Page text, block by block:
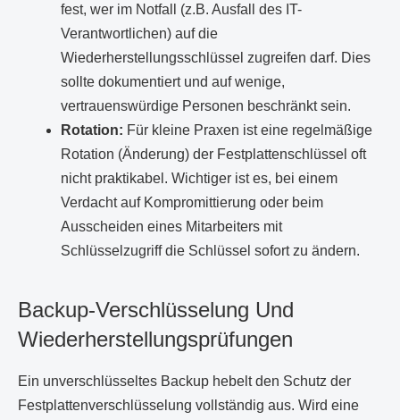
fest, wer im Notfall (z.B. Ausfall des IT-
Verantwortlichen) auf die
Wiederherstellungsschlüssel zugreifen darf. Dies
sollte dokumentiert und auf wenige,
vertrauenswürdige Personen beschränkt sein.
Rotation: Für kleine Praxen ist eine regelmäßige
Rotation (Änderung) der Festplattenschlüssel oft
nicht praktikabel. Wichtiger ist es, bei einem
Verdacht auf Kompromittierung oder beim
Ausscheiden eines Mitarbeiters mit
Schlüsselzugriff die Schlüssel sofort zu ändern.
Backup-Verschlüsselung Und
Wiederherstellungsprüfungen
Ein unverschlüsseltes Backup hebelt den Schutz der
Festplattenverschlüsselung vollständig aus. Wird eine